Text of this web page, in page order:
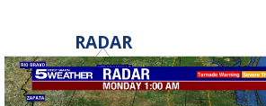
RADAR